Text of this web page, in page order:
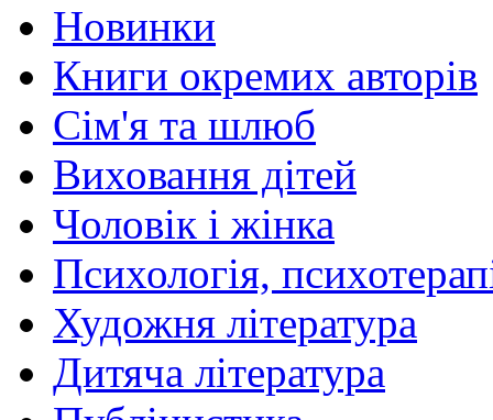
Новинки
Книги окремих авторів
Сім'я та шлюб
Виховання дітей
Чоловік і жінка
Психологія,
Художня література
Дитяча література